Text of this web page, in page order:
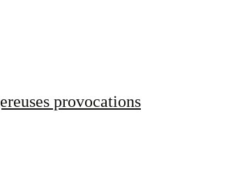
provocations